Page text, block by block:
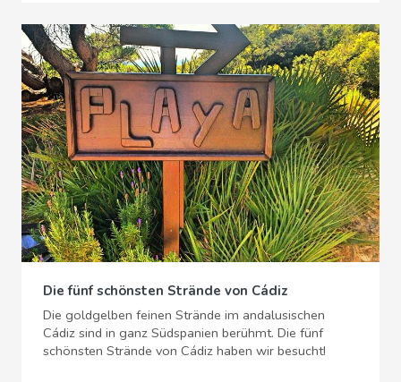
Die fünf schönsten Strände von Cádiz
Die goldgelben feinen Strände im andalusischen
Cádiz sind in ganz Südspanien berühmt. Die fünf
schönsten Strände von Cádiz haben wir besucht!